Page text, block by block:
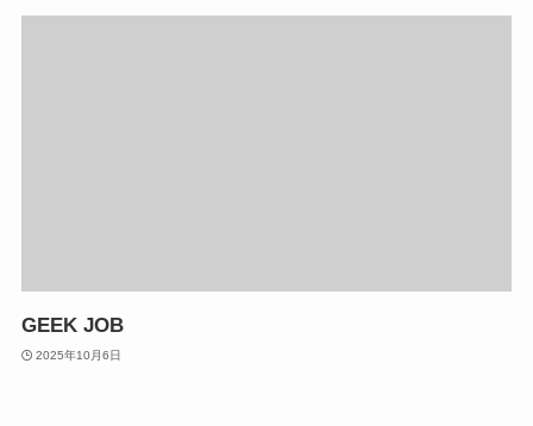
GEEK JOB
2025年10月6日